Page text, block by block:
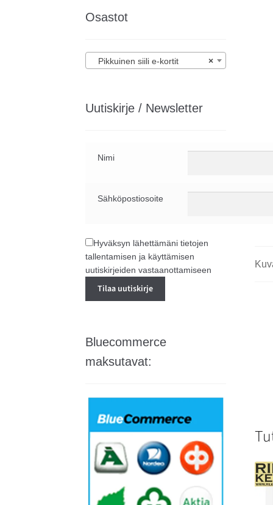
Osastot
×
Pikkuinen siili e-kortit
Uutiskirje / Newsletter
Nimi
Sähköpostiosoite
Hyväksyn lähettämäni tietojen
tallentamisen ja käyttämisen
uutiskirjeiden vastaanottamiseen
Bluecommerce
maksutavat: